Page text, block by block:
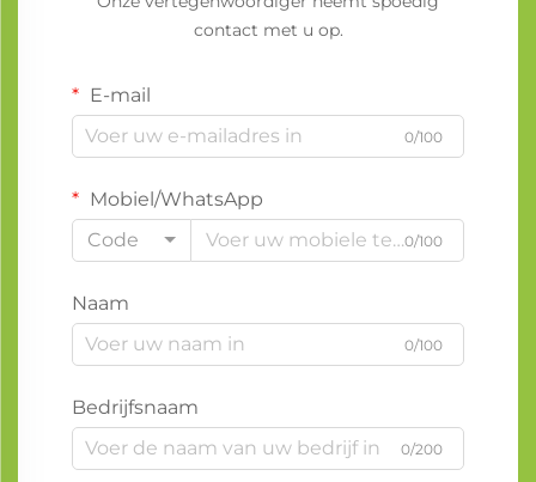
contact met u op.
E-mail
0/100
Mobiel/WhatsApp
Code
0/100
Naam
0/100
Bedrijfsnaam
0/200